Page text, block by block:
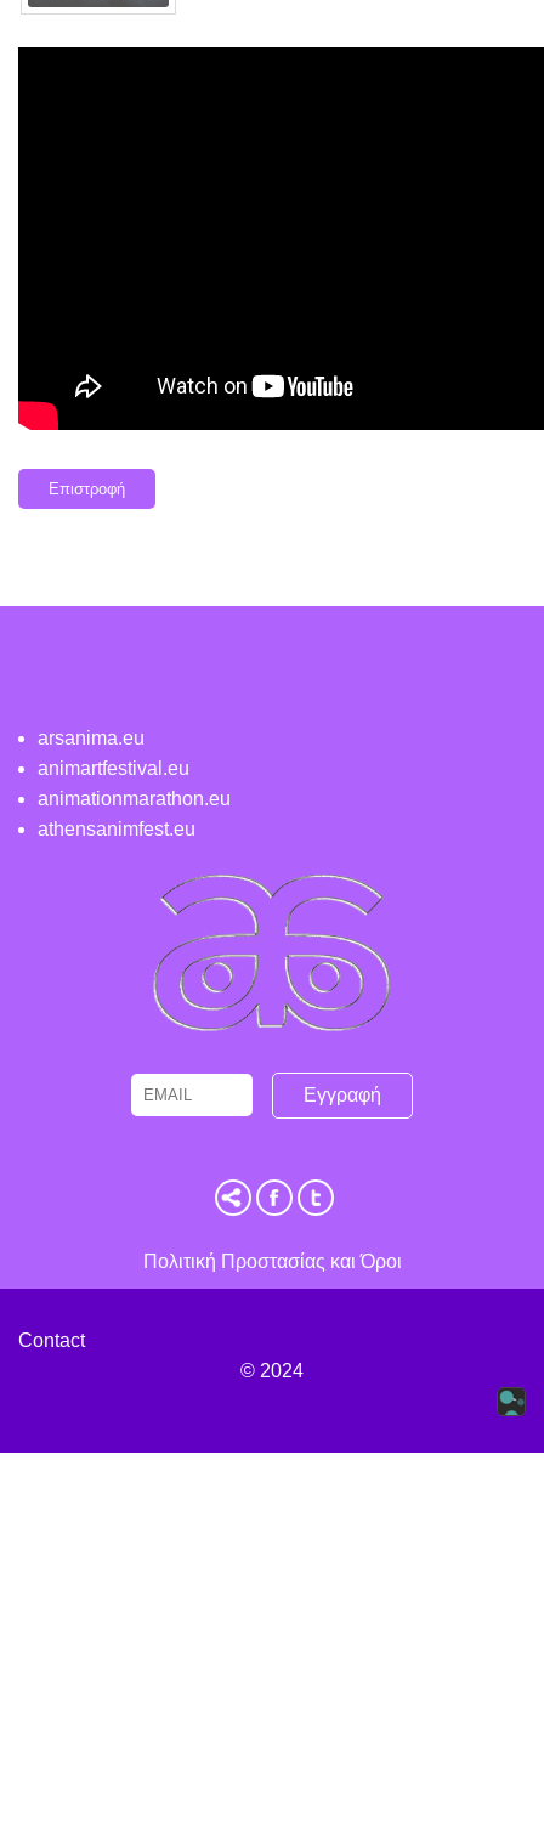
Επιστροφή
arsanima.eu
animartfestival.eu
animationmarathon.eu
athensanimfest.eu
Email Name
Πολιτική Προστασίας και Όροι
Contact
© 2024